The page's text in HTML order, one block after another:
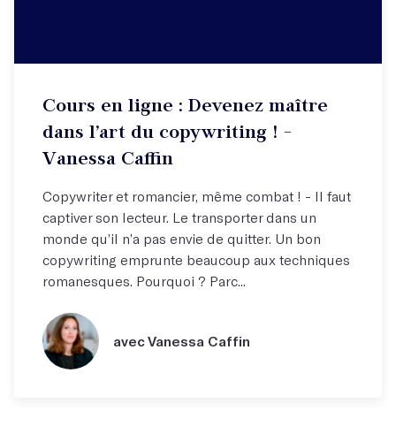
Cours en ligne : Devenez maître
dans l’art du copywriting ! -
Vanessa Caffin
Copywriter et romancier, même combat ! - Il faut
captiver son lecteur. Le transporter dans un
monde qu’il n’a pas envie de quitter. Un bon
copywriting emprunte beaucoup aux techniques
romanesques. Pourquoi ? Parc...
avec Vanessa Caffin